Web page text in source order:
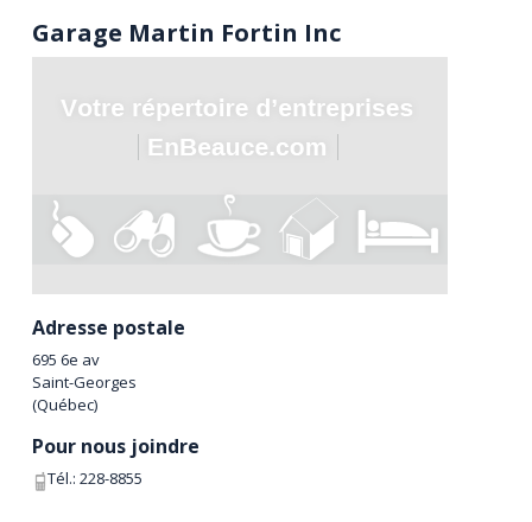
Garage Martin Fortin Inc
Adresse postale
695 6e av
Saint-Georges
(Québec)
Pour nous joindre
Tél.:228-8855